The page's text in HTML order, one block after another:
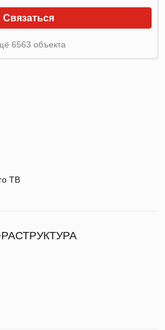
Связаться
6563 объекта
ТВ